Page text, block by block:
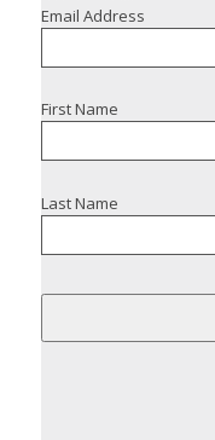
Email Address
First Name
Last Name